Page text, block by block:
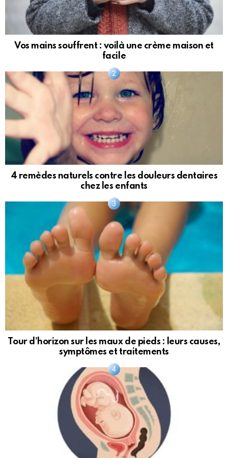
Vos mains souffrent : voilà une crème maison et
facile
4 remèdes naturels contre les douleurs dentaires
chez les enfants
Tour d’horizon sur les maux de pieds : leurs causes,
symptômes et traitements